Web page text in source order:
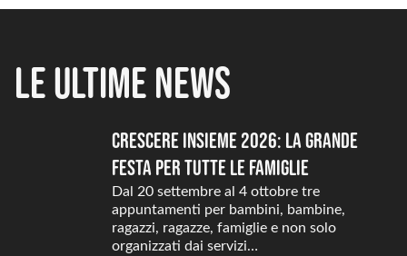
Le ultime news
Crescere Insieme 2026: la grande
festa per tutte le famiglie
Dal 20 settembre al 4 ottobre tre
appuntamenti per bambini, bambine,
ragazzi, ragazze, famiglie e non solo
organizzati dai servizi…